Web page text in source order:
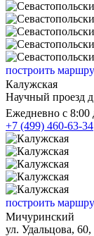
построить
Калужская
Научный проезд
Ежедневно с 8:00
+7 (499) 460-63-34
построить
Мичуринский
ул. Удальцова, 60,